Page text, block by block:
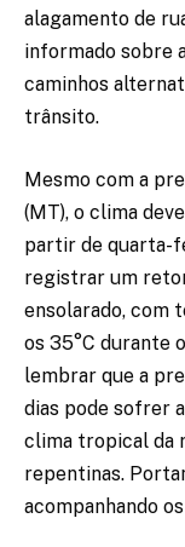
alagamento de
informado sobre
caminhos
trânsito.
Mesmo com a
(MT), o clima
partir de quarta-
registrar um
ensolarado, com
os 35°C durante
lembrar que a
dias pode sofrer
clima tropical da
repentinas.
acompanhando